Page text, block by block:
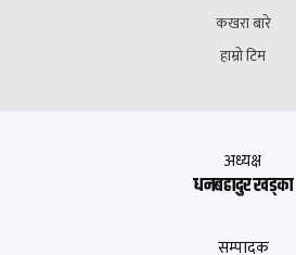
कखरा बारे
हाम्रो टिम
अध्यक्ष
धनबहादुर खड्का
सम्पादक